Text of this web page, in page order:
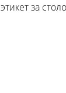
этикет за